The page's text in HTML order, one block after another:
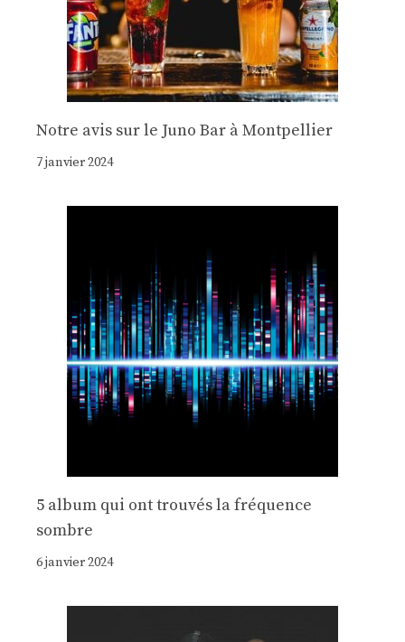
Notre avis sur le Juno Bar à Montpellier
7 janvier 2024
5 album qui ont trouvés la fréquence
sombre
6 janvier 2024